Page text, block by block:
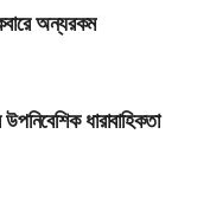
অন্যরকম
ধারাবাহিকতা